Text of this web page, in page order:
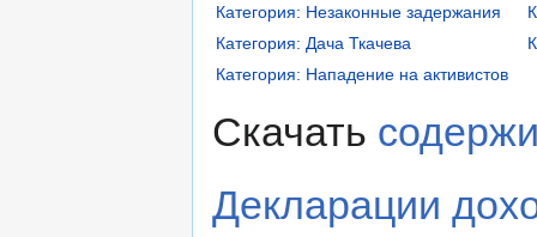
Категория: Незаконные задержания
Категория: Дача Ткачева
Категория: Нападение на активистов
Скачать
Декларации